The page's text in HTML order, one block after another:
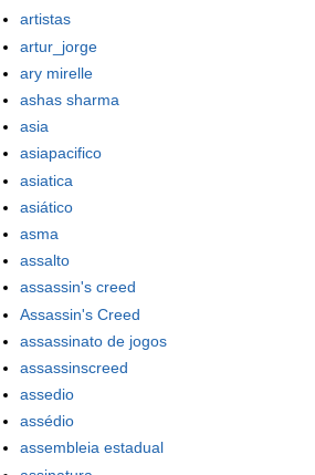
artistas
artur_jorge
ary mirelle
ashas sharma
asia
asiapacifico
asiatica
asiático
asma
assalto
assassin's creed
Assassin's Creed
assassinato de jogos
assassinscreed
assedio
assédio
assembleia estadual